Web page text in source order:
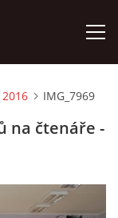
IMG_7969
na čtenáře -